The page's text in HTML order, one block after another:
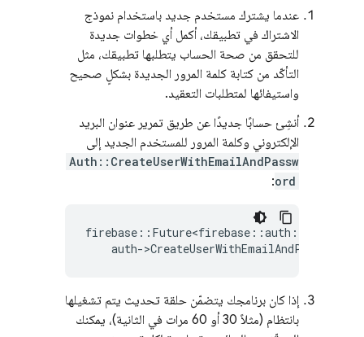
عندما يشترك مستخدم جديد باستخدام نموذج
الاشتراك في تطبيقك، أكمل أي خطوات جديدة
للتحقق من صحة الحساب يتطلبها تطبيقك، مثل
التأكّد من كتابة كلمة المرور الجديدة بشكلٍ صحيح
واستيفائها لمتطلبات التعقيد.
أنشِئ حسابًا جديدًا عن طريق تمرير عنوان البريد
الإلكتروني وكلمة المرور للمستخدم الجديد إلى
Auth::CreateUserWithEmailAndPassw
ord
:
firebase :: Future<firebase ::auth ::
auth->CreateUserWithEmailAndPassword
إذا كان برنامجك يتضمّن حلقة تحديث يتم تشغيلها
بانتظام (مثلاً 30 أو 60 مرات في الثانية)، يمكنك